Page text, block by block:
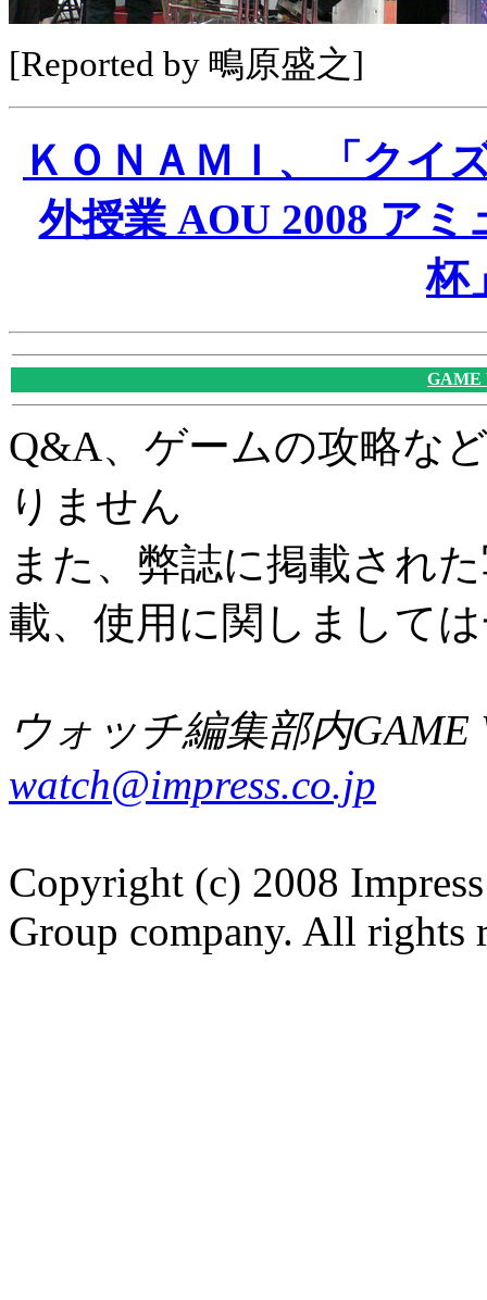
[Reported by 鴫原盛之]
ＫＯＮＡＭＩ、「クイ
外授業 AOU 2008 ア
杯
GAME
Q&A、ゲームの攻略な
りません
また、弊誌に掲載され
載、使用に関しまして
ウォッチ編集部内GAME
watch@impress.co.jp
Copyright (c) 2008
Group company. All rights